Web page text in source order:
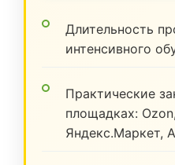
Длительность
интенсивного
Практические
площадках:
Яндекс.Маркет,